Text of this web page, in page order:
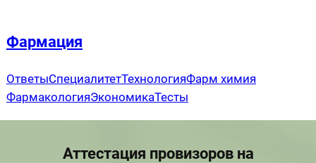
содержимому
Фармация
ОтветыСпециалитетТехнологияФарм химия
ФармакологияЭкономикаТесты
Аттестация провизоров на